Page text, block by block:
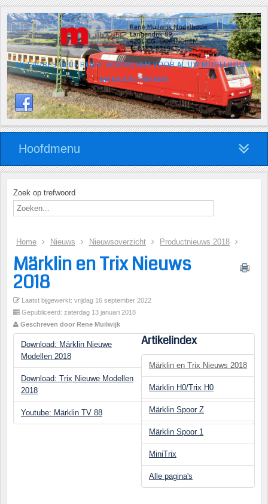
HÉT ADRES IN DE REGIO GORINCHEM VOOR AL UW MODELBOUW
EN MODELTREINEN
Hoofdmenu
Zoek op trefwoord
Home Nieuws Nieuwsoverzicht Productnieuws 2018
Märklin en Trix Nieuws
2018
Laatst bijgewerkt: vrijdag 16 september 2022
Gepubliceerd: zaterdag 13 januari 2018
Geschreven door Rene Muilwijk
Artikelindex
Märklin en Trix Nieuws 2018
Märklin H0/Trix H0
Märklin Spoor Z
Märklin Spoor 1
MiniTrix
Alle pagina's
Download: Märklin Nieuwe
Modellen 2018
Download: Trix Nieuwe Modellen
2018
Youtube: Märklin TV 88